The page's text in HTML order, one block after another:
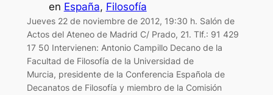
en España, Filosofía
Jueves 22 de noviembre de 2012, 19:30 h. Salón de
Actos del Ateneo de Madrid C/ Prado, 21. Tlf.: 91 429
17 50 Intervienen: Antonio Campillo Decano de la
Facultad de Filosofía de la Universidad de
Murcia, presidente de la Conferencia Española de
Decanatos de Filosofía y miembro de la Comisión